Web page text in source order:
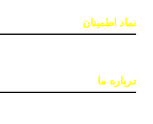
نماد اطمینان
درباره ما